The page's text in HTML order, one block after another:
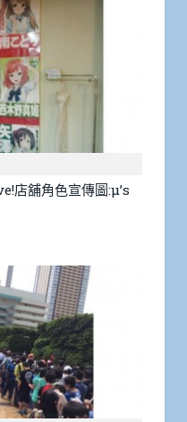
店舖角色宣傳圖:μ’s